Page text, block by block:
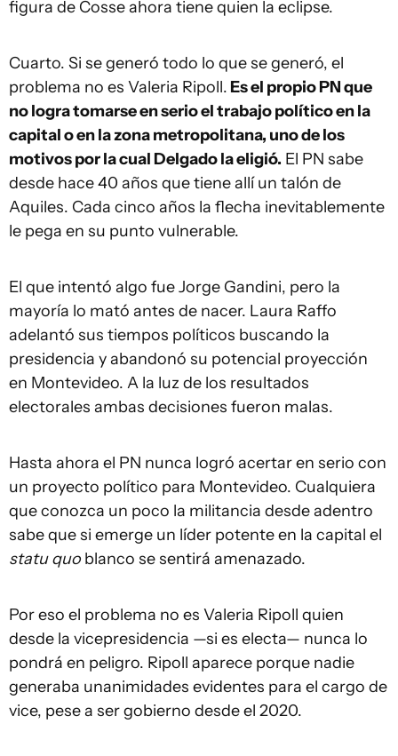
figura de Cosse ahora tiene quien la eclipse.
Cuarto. Si se generó todo lo que se generó, el
problema no es Valeria Ripoll. Es el propio PN que
no logra tomarse en serio el trabajo político en la
capital o en la zona metropolitana, uno de los
motivos por la cual Delgado la eligió. El PN sabe
desde hace 40 años que tiene allí un talón de
Aquiles. Cada cinco años la flecha inevitablemente
le pega en su punto vulnerable.
El que intentó algo fue Jorge Gandini, pero la
mayoría lo mató antes de nacer. Laura Raffo
adelantó sus tiempos políticos buscando la
presidencia y abandonó su potencial proyección
en Montevideo. A la luz de los resultados
electorales ambas decisiones fueron malas.
Hasta ahora el PN nunca logró acertar en serio con
un proyecto político para Montevideo. Cualquiera
que conozca un poco la militancia desde adentro
sabe que si emerge un líder potente en la capital el
statu quo blanco se sentirá amenazado.
Por eso el problema no es Valeria Ripoll quien
desde la vicepresidencia —si es electa— nunca lo
pondrá en peligro. Ripoll aparece porque nadie
generaba unanimidades evidentes para el cargo de
vice, pese a ser gobierno desde el 2020.